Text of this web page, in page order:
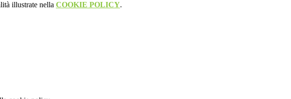
illustrate nella COOKIE POLICY.